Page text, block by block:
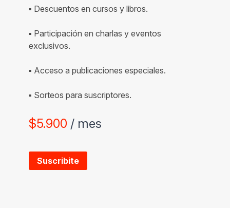
▪ Descuentos en cursos y libros.
▪ Participación en charlas y eventos
exclusivos.
▪ Acceso a publicaciones especiales.
▪ Sorteos para suscriptores.
$5.900 / mes
Suscribite